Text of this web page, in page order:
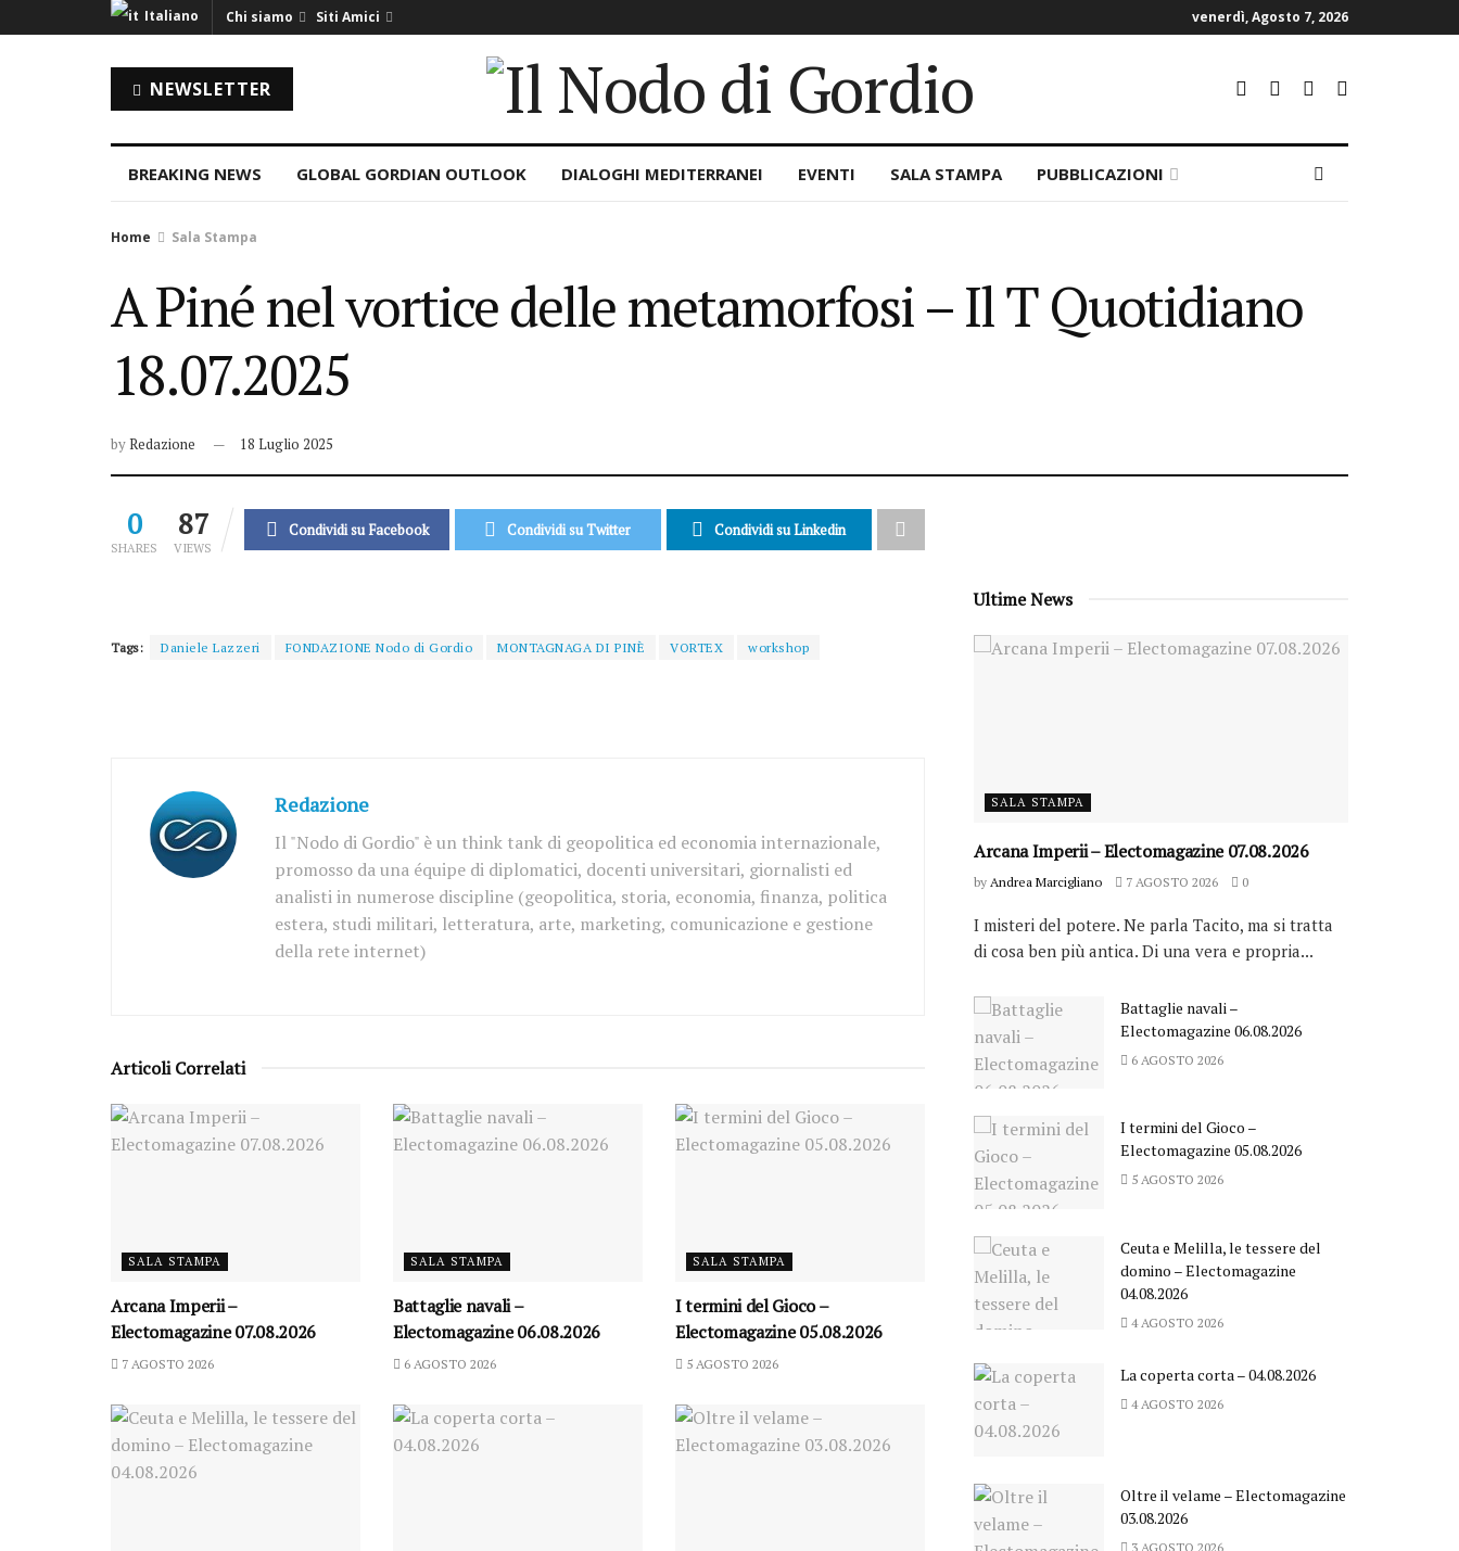
Italiano Chi siamo Siti Amici venerdì, Agosto 7, 2026
NEWSLETTER
BREAKING NEWS GLOBAL GORDIAN OUTLOOK DIALOGHI MEDITERRANEI EVENTI SALA STAMPA PUBBLICAZIONI
Home Sala Stampa
A Piné nel vortice delle metamorfosi – Il T Quotidiano
18.07.2025
byRedazione 18 Luglio 2025
0
SHARES
87
VIEWS
Condividi su Facebook Condividi su Twitter Condividi su Linkedin
Tags: Daniele Lazzeri FONDAZIONE Nodo di Gordio MONTAGNAGA DI PINÈ VORTEX workshop
Redazione
Il "Nodo di Gordio" è un think tank di geopolitica ed economia internazionale,
promosso da una équipe di diplomatici, docenti universitari, giornalisti ed
analisti in numerose discipline (geopolitica, storia, economia, finanza, politica
estera, studi militari, letteratura, arte, marketing, comunicazione e gestione
della rete internet)
Articoli Correlati
SALA STAMPA
Arcana Imperii –
Electomagazine 07.08.2026
7 AGOSTO 2026
SALA STAMPA
Battaglie navali –
Electomagazine 06.08.2026
6 AGOSTO 2026
SALA STAMPA
I termini del Gioco –
Electomagazine 05.08.2026
5 AGOSTO 2026
Ultime News
SALA STAMPA
Arcana Imperii – Electomagazine 07.08.2026
by Andrea Marcigliano 7 AGOSTO 2026 0
I misteri del potere. Ne parla Tacito, ma si tratta
di cosa ben più antica. Di una vera e propria...
Battaglie navali –
Electomagazine 06.08.2026
6 AGOSTO 2026
I termini del Gioco –
Electomagazine 05.08.2026
5 AGOSTO 2026
Ceuta e Melilla, le tessere del
domino – Electomagazine
04.08.2026
4 AGOSTO 2026
La coperta corta – 04.08.2026
4 AGOSTO 2026
Oltre il velame – Electomagazine
03.08.2026
3 AGOSTO 2026